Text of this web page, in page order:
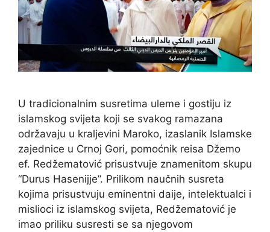
U tradicionalnim susretima uleme i gostiju iz
islamskog svijeta koji se svakog ramazana
održavaju u kraljevini Maroko, izaslanik Islamske
zajednice u Crnoj Gori, pomoćnik reisa Džemo
ef. Redžematović prisustvuje znamenitom skupu
“Durus Hasenijje”. Prilikom naučnih susreta
kojima prisustvuju eminentni daije, intelektualci i
mislioci iz islamskog svijeta, Redžematović je
imao priliku susresti se sa njegovom